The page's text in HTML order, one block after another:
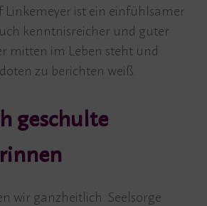
Linkemeyer ist ein einfühlsamer
kenntnisreicher und guter
mitten im Leben steht und
zu berichten weiß.
geschulte
wir ganzheitlich. Seelsorge